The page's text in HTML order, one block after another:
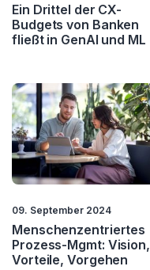
Ein Drittel der CX-
Budgets von Banken
fließt in GenAI und ML
09. September 2024
Menschenzentriertes
Prozess-Mgmt: Vision,
Vorteile, Vorgehen